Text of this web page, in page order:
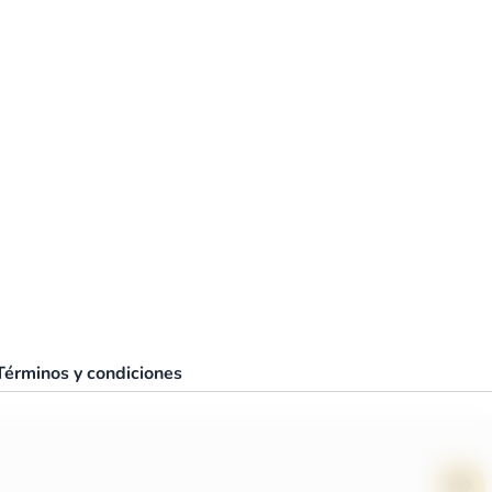
y condiciones